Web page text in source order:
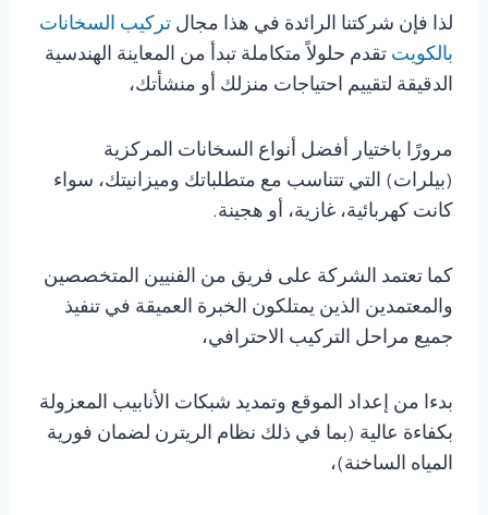
لذا فإن شركتنا الرائدة في هذا مجال تركيب السخانات
بالكويت تقدم حلولاً متكاملة تبدأ من المعاينة الهندسية
الدقيقة لتقييم احتياجات منزلك أو منشأتك،
مرورًا باختيار أفضل أنواع السخانات المركزية
(بيلرات) التي تتناسب مع متطلباتك وميزانيتك، سواء
كانت كهربائية، غازية، أو هجينة.
كما تعتمد الشركة على فريق من الفنيين المتخصصين
والمعتمدين الذين يمتلكون الخبرة العميقة في تنفيذ
جميع مراحل التركيب الاحترافي،
بدءا من إعداد الموقع وتمديد شبكات الأنابيب المعزولة
بكفاءة عالية (بما في ذلك نظام الريترن لضمان فورية
المياه الساخنة)،